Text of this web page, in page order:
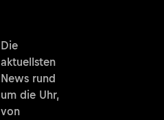
Die
aktuellsten
News rund
um die Uhr,
von